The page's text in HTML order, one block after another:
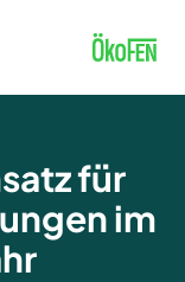
für
im